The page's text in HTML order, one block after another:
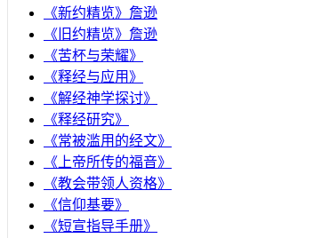
《新约精览》詹逊
《旧约精览》詹逊
《苦杯与荣耀》
《释经与应用》
《解经神学探讨》
《释经研究》
《常被滥用的经文》
《上帝所传的福音》
《教会带领人资格》
《信仰基要》
《短宣指导手册》